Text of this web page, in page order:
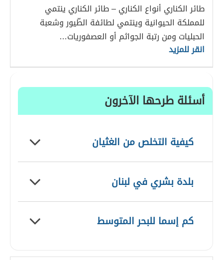
طائر الكناري أنواع الكناري – طائر الكناري ينتمي
للمملكة الحيوانية وينتمي لطائفة الطّيور وشعبة
الحبليات ومن رتبة الجواثم أو العصفوريات…
انقر للمزيد
أسئلة طرحها الآخرون
كيفية التخلص من الغثيان
بلدة بشري في لبنان
كم إسما للبحر المتوسط